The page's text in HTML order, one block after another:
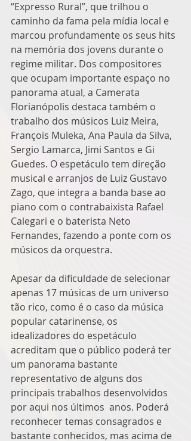
“Expresso Rural”, que trilhou o
caminho da fama pela mídia local e
marcou profundamente os seus hits
na memória dos jovens durante o
regime militar. Dos compositores
que ocupam importante espaço no
panorama atual, a Camerata
Florianópolis destaca também o
trabalho dos músicos Luiz Meira,
François Muleka, Ana Paula da Silva,
Sergio Lamarca, Jimi Santos e Gi
Guedes. O espetáculo tem direção
musical e arranjos de Luiz Gustavo
Zago, que integra a banda base ao
piano com o contrabaixista Rafael
Calegari e o baterista Neto
Fernandes, fazendo a ponte com os
músicos da orquestra.
Apesar da dificuldade de selecionar
apenas 17 músicas de um universo
tão rico, como é o caso da música
popular catarinense, os
idealizadores do espetáculo
acreditam que o público poderá ter
um panorama bastante
representativo de alguns dos
principais trabalhos desenvolvidos
por aqui nos últimos  anos. Poderá
reconhecer temas consagrados e
bastante conhecidos, mas acima de